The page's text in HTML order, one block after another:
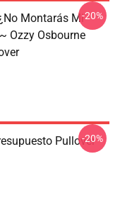
Montarás Mi
Ozzy Osbourne
-20%
Pullover
-20%